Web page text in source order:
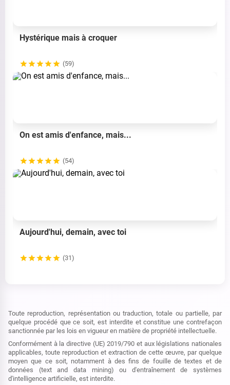
Hystérique mais à croquer
(59)
On est amis d'enfance, mais...
(54)
Aujourd'hui, demain, avec toi
(31)
Toute reproduction, représentation ou traduction, totale ou partielle, par
quelque procédé que ce soit, est interdite et constitue une contrefaçon
sanctionnée par les lois en vigueur en matière de propriété intellectuelle.
Conformément à la directive (UE) 2019/790 et aux législations nationales
applicables, toute reproduction et extraction de cette œuvre, par quelque
moyen que ce soit, notamment à des fins de fouille de textes et de
données (text and data mining) ou d'entraînement de systèmes
d'intelligence artificielle, est interdite.